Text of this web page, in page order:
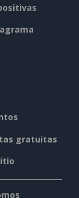
gratuitas